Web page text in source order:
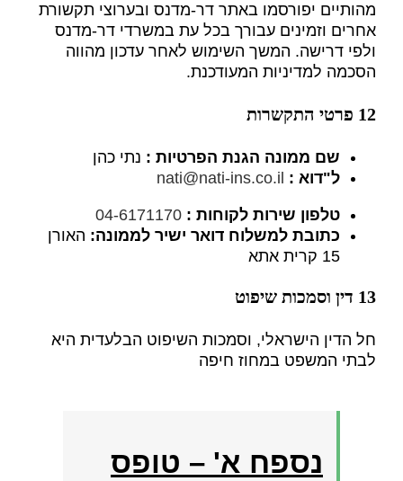
מהותיים יפורסמו באתר דר-מדנס ובערוצי תקשורת
אחרים וזמינים עבורך בכל עת במשרדי דר-מדנס
ולפי דרישה. המשך השימוש לאחר עדכון מהווה
הסכמה למדיניות המעודכנת.
12 פרטי התקשרות
שם ממונה הגנת הפרטיות : נתי כהן
ל"דוא :
nati@nati-ins.co.il
טלפון שירות לקוחות :
04-6171170
כתובת למשלוח דואר ישיר לממונה: האורן
15 קרית אתא
13 דין וסמכות שיפוט
חל הדין הישראלי, וסמכות השיפוט הבלעדית היא
לבתי המשפט במחוז חיפה
נספח א' – טופס